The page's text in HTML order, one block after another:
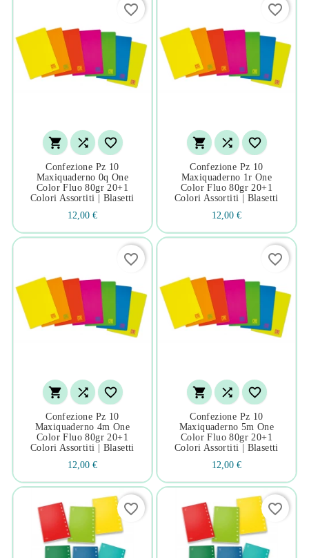
  
Confezione Pz 10
Maxiquaderno 0q One
Color Fluo 80gr 20+1
Colori Assortiti | Blasetti
12,00 €
favorite_border
  
Confezione Pz 10
Maxiquaderno 1r One
Color Fluo 80gr 20+1
Colori Assortiti | Blasetti
12,00 €
favorite_border
  
Confezione Pz 10
Maxiquaderno 4m One
Color Fluo 80gr 20+1
Colori Assortiti | Blasetti
12,00 €
favorite_border
  
Confezione Pz 10
Maxiquaderno 5m One
Color Fluo 80gr 20+1
Colori Assortiti | Blasetti
12,00 €
favorite_border
favorite_border favorite_border